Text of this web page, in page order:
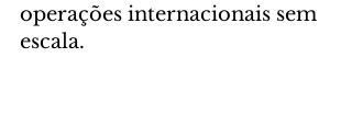
operações internacionais sem
escala.